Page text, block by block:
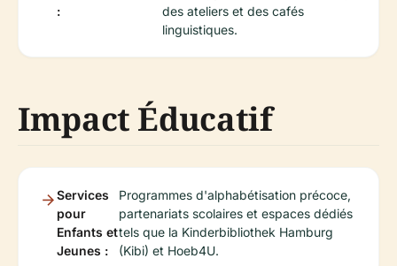
:
des ateliers et des cafés
linguistiques.
Impact Éducatif
Services
pour
Enfants et
Jeunes :
Programmes d'alphabétisation précoce,
partenariats scolaires et espaces dédiés
tels que la Kinderbibliothek Hamburg
(Kibi) et Hoeb4U.